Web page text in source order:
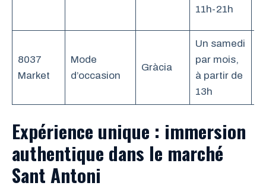
11h-21h
8037
Market
Mode
d’occasion
Gràcia
Un samedi
par mois,
à partir de
13h
Expérience unique : immersion
authentique dans le marché
Sant Antoni